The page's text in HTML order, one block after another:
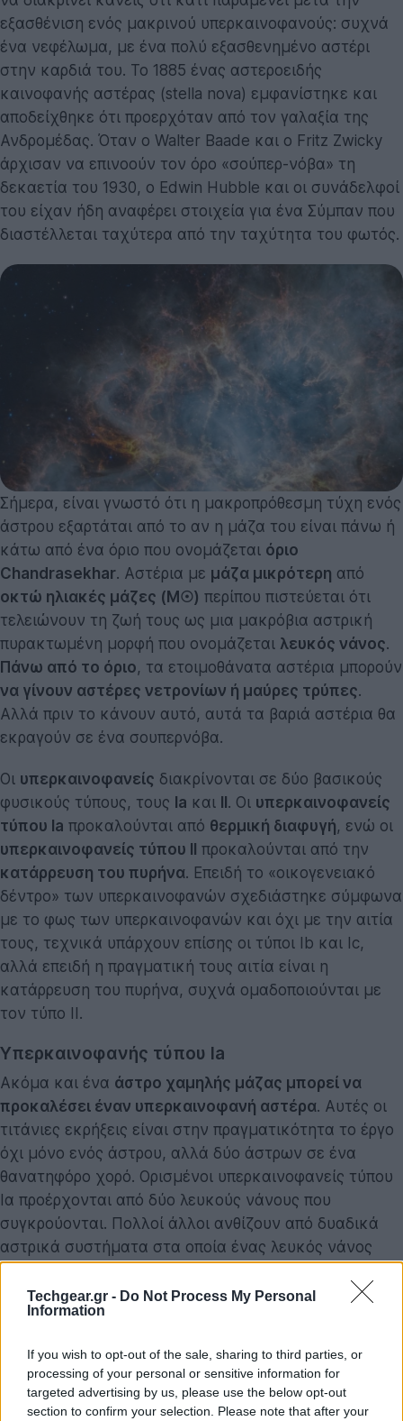
Techgear.gr - Do Not Process My Personal
Information
If you wish to opt-out of the sale, sharing to third parties, or
processing of your personal or sensitive information for
targeted advertising by us, please use the below opt-out
section to confirm your selection. Please note that after your
εξασθένιση ενός μακρινού υπερκαινοφανούς: συχνά
ένα νεφέλωμα, με ένα πολύ εξασθενημένο αστέρι
στην καρδιά του. Το 1885 ένας αστεροειδής
καινοφανής αστέρας (stella nova) εμφανίστηκε και
αποδείχθηκε ότι προερχόταν από τον γαλαξία της
Ανδρομέδας. Όταν ο Walter Baade και ο Fritz Zwicky
άρχισαν να επινοούν τον όρο «σούπερ-νόβα» τη
δεκαετία του 1930, ο Edwin Hubble και οι συνάδελφοί
του είχαν ήδη αναφέρει στοιχεία για ένα Σύμπαν που
διαστέλλεται ταχύτερα από την ταχύτητα του φωτός.
Σήμερα, είναι γνωστό ότι η μακροπρόθεσμη τύχη ενός
άστρου εξαρτάται από το αν η μάζα του είναι πάνω ή
κάτω από ένα όριο που ονομάζεται όριο
Chandrasekhar. Αστέρια με μάζα μικρότερη από
οκτώ ηλιακές μάζες (M☉) περίπου πιστεύεται ότι
τελειώνουν τη ζωή τους ως μια μακρόβια αστρική
πυρακτωμένη μορφή που ονομάζεται λευκός νάνος.
Πάνω από το όριο, τα ετοιμοθάνατα αστέρια μπορούν
να γίνουν αστέρες νετρονίων ή μαύρες τρύπες.
Αλλά πριν το κάνουν αυτό, αυτά τα βαριά αστέρια θα
εκραγούν σε ένα σουπερνόβα.
Οι υπερκαινοφανείς διακρίνονται σε δύο βασικούς
φυσικούς τύπους, τους Ia και . Οι υπερκαινοφανείς
τύπου Ia προκαλούνται από θερμική διαφυγή, ενώ οι
υπερκαινοφανείς τύπου II
προκαλούνται από την
κατάρρευση του πυρήνα. Επειδή το «οικογενειακό
δέντρο» των υπερκαινοφανών σχεδιάστηκε σύμφωνα
με το φως των υπερκαινοφανών και όχι με την αιτία
τους, τεχνικά υπάρχουν επίσης οι τύποι Ib και Ic,
αλλά επειδή η πραγματική τους αιτία είναι η
κατάρρευση του πυρήνα, συχνά ομαδοποιούνται με
τον τύπο ΙΙ.
Υπερκαινοφανής τύπου Ia
Ακόμα και ένα άστρο χαμηλής μάζας μπορεί να
προκαλέσει έναν υπερκαινοφανή αστέρα. Αυτές οι
τιτάνιες εκρήξεις είναι στην πραγματικότητα το έργο
όχι μόνο ενός άστρου, αλλά δύο άστρων σε ένα
θανατηφόρο χορό. Ορισμένοι υπερκαινοφανείς τύπου
Ια προέρχονται από δύο λευκούς νάνους που
συγκρούονται. Πολλοί άλλοι ανθίζουν από δυαδικά
αστρικά συστήματα στα οποία ένας λευκός νάνος
έχει αρχίσει να απομυζά ύλη από έναν συνοδό
αστέρα. Στον λευκό νάνο συσσωρεύεται τόση μάζα
που ο πυρήνας του φτάνει σε μια κρίσιμη πυκνότητα
άνθρακα και οξυγόνου, η οποία πυροδοτεί το άστρο.
Υπερκαινοφανής τύπου ΙΙ